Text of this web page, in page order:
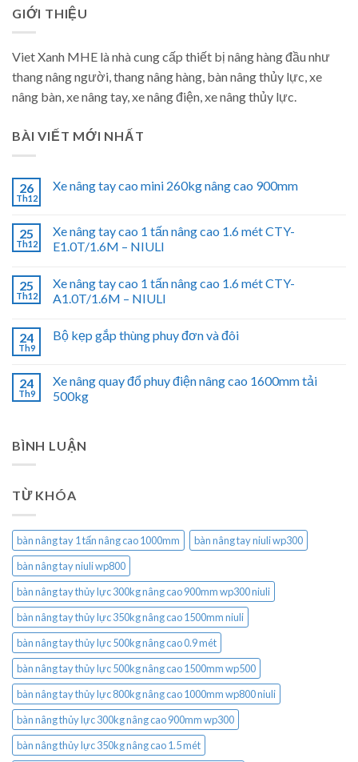
GIỚI THIỆU
Viet Xanh MHE là nhà cung cấp thiết bị nâng hàng đầu như
thang nâng người, thang nâng hàng, bàn nâng thủy lực, xe
nâng bàn, xe nâng tay, xe nâng điện, xe nâng thủy lực.
BÀI VIẾT MỚI NHẤT
26
Th12
Xe nâng tay cao mini 260kg nâng cao 900mm
25
Th12
Xe nâng tay cao 1 tấn nâng cao 1.6 mét CTY-
E1.0T/1.6M – NIULI
25
Th12
Xe nâng tay cao 1 tấn nâng cao 1.6 mét CTY-
A1.0T/1.6M – NIULI
24
Th9
Bộ kẹp gắp thùng phuy đơn và đôi
24
Th9
Xe nâng quay đổ phuy điện nâng cao 1600mm tải
500kg
BÌNH LUẬN
TỪ KHÓA
bàn nâng tay 1 tấn nâng cao 1000mm
bàn nâng tay niuli wp300
bàn nâng tay niuli wp800
bàn nâng tay thủy lực 300kg nâng cao 900mm wp300 niuli
bàn nâng tay thủy lực 350kg nâng cao 1500mm niuli
bàn nâng tay thủy lực 500kg nâng cao 0.9 mét
bàn nâng tay thủy lực 500kg nâng cao 1500mm wp500
bàn nâng tay thủy lực 800kg nâng cao 1000mm wp800 niuli
bàn nâng thủy lực 300kg nâng cao 900mm wp300
bàn nâng thủy lực 350kg nâng cao 1.5 mét